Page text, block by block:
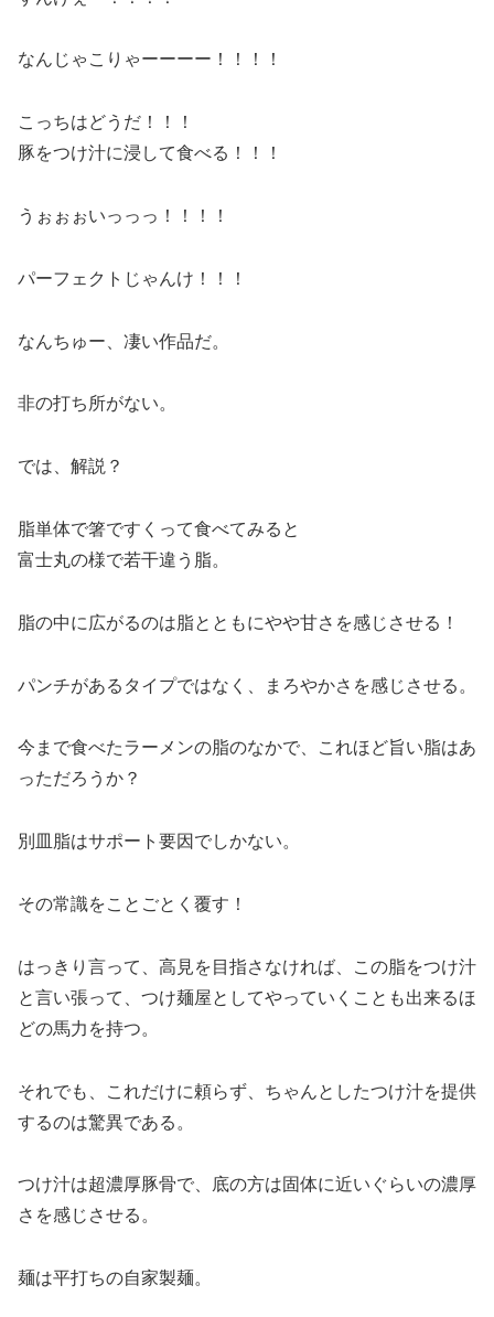
なんじゃこりゃーーーー！！！！
こっちはどうだ！！！
豚をつけ汁に浸して食べる！！！
うぉぉぉいっっっ！！！！
パーフェクトじゃんけ！！！
なんちゅー、凄い作品だ。
非の打ち所がない。
では、解説？
脂単体で箸ですくって食べてみると
富士丸の様で若干違う脂。
脂の中に広がるのは脂とともにやや甘さを感じさせる！
パンチがあるタイプではなく、まろやかさを感じさせる。
今まで食べたラーメンの脂のなかで、これほど旨い脂はあ
っただろうか？
別皿脂はサポート要因でしかない。
その常識をことごとく覆す！
はっきり言って、高見を目指さなければ、この脂をつけ汁
と言い張って、つけ麺屋としてやっていくことも出来るほ
どの馬力を持つ。
それでも、これだけに頼らず、ちゃんとしたつけ汁を提供
するのは驚異である。
つけ汁は超濃厚豚骨で、底の方は固体に近いぐらいの濃厚
さを感じさせる。
麺は平打ちの自家製麺。